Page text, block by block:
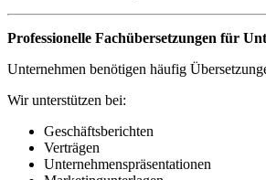
Professionelle Fachübersetzungen für
Unternehmen benötigen häufig
Wir unterstützen bei:
Geschäftsberichten
Verträgen
Unternehmenspräsentationen